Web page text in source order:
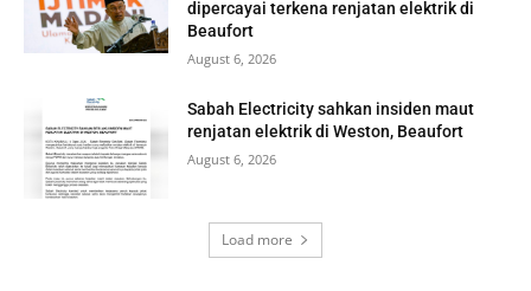
dipercayai terkena renjatan elektrik di
Beaufort
August 6, 2026
Sabah Electricity sahkan insiden maut
renjatan elektrik di Weston, Beaufort
August 6, 2026
Load more